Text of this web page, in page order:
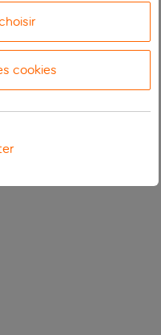
cookies